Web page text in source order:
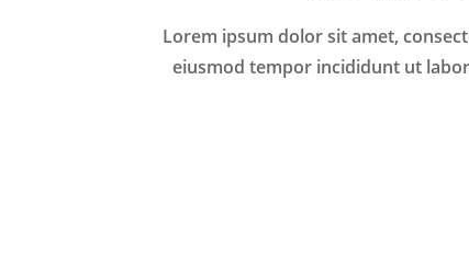
Lorem ipsum dolor sit amet,
eiusmod tempor incididunt ut